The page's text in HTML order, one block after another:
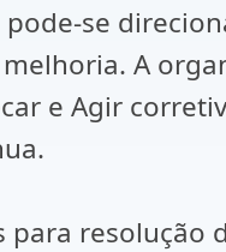
se
A
e Agir